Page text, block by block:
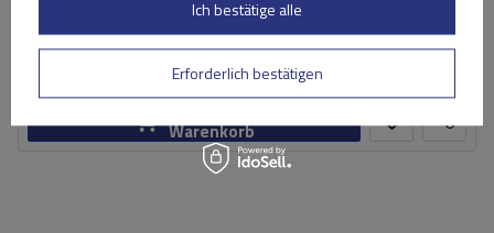
179,99 €inkl. MwSt
Große Menge verfügbar Wir versenden schon am
Warenkorb
Erforderlich bestätigen
Ich bestätige alle